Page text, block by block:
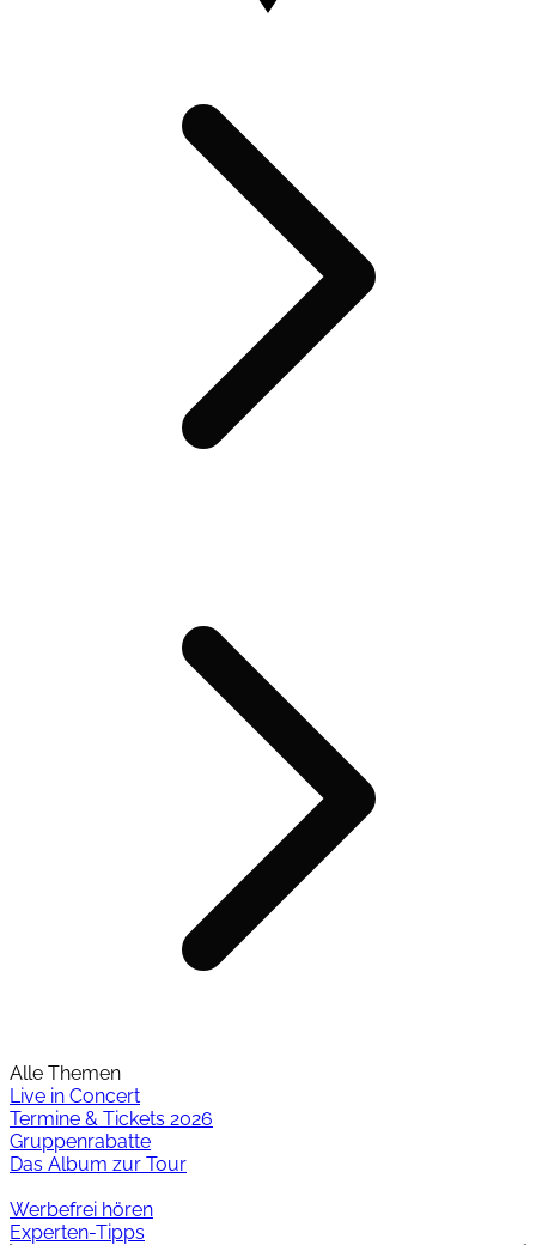
Alle Themen
Live in Concert
Termine & Tickets 2026
Gruppenrabatte
Das Album zur Tour
Werbefrei hören
Experten-Tipps